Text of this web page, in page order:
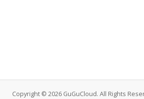
Copyright © 2026 GuGuCloud. All Rights